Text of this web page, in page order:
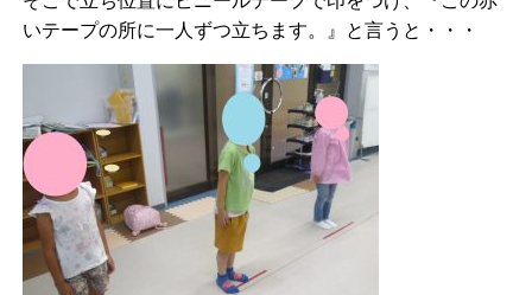
いテープの所に一人ずつ立ちます。』と言うと・・・